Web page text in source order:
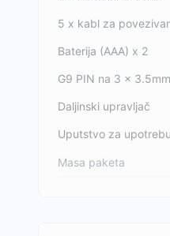
5 x kabl za
Baterija (AAA) x 2
G9 PIN na 3 x
Daljinski upravljač
Uputstvo za
Masa paketa